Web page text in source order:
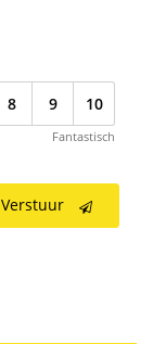
8 9 10
Fantastisch
Verstuur